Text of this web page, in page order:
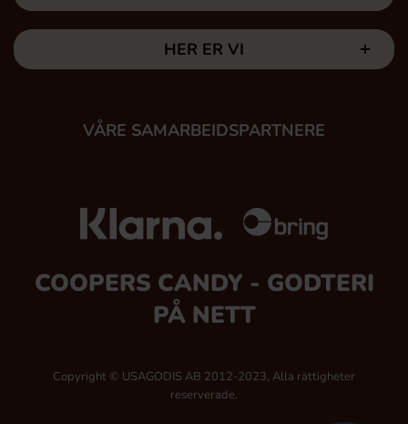
HER ER VI
VÅRE SAMARBEIDSPARTNERE
COOPERS CANDY - GODTERI
PÅ NETT
Copyright © USAGODIS AB 2012-2023, Alla rättigheter
reserverade.